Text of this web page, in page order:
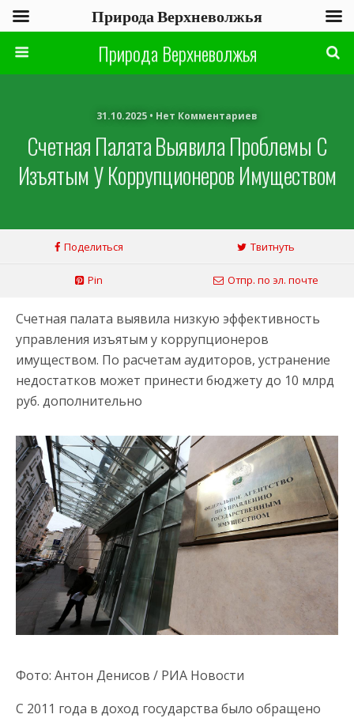
Природа Верхневолжья
31.10.2025 • Нет Комментариев
Счетная Палата Выявила Проблемы С
Изъятым У Коррупционеров Имуществом
Поделиться Твитнуть
Pin Отпр. по эл. почте
Счетная палата выявила низкую эффективность
управления изъятым у коррупционеров
имуществом. По расчетам аудиторов, устранение
недостатков может принести бюджету до 10 млрд
руб. дополнительно
Фото: Антон Денисов / РИА Новости
С 2011 года в доход государства было обращено
Природа Верхневолжья